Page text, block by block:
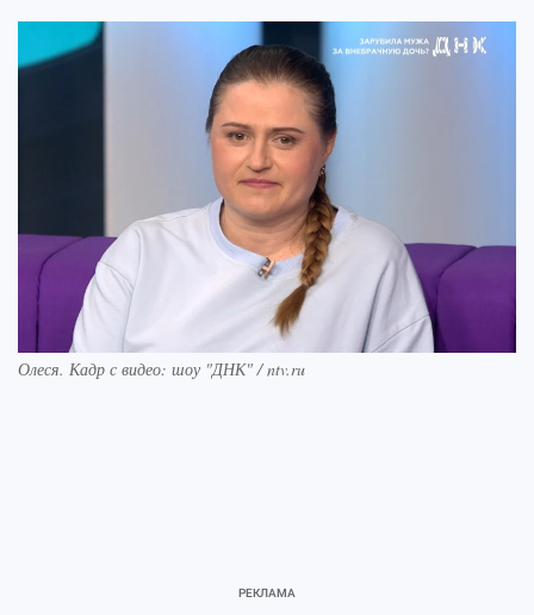
Олеся. Кадр с видео: шоу "ДНК" / ntv.ru